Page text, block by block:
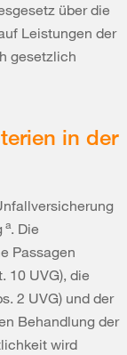
über die
Leistungen der
gesetzlich
in der
a. Die
Passagen
10 UVG), die
2 UVG) und der
Behandlung der
wird